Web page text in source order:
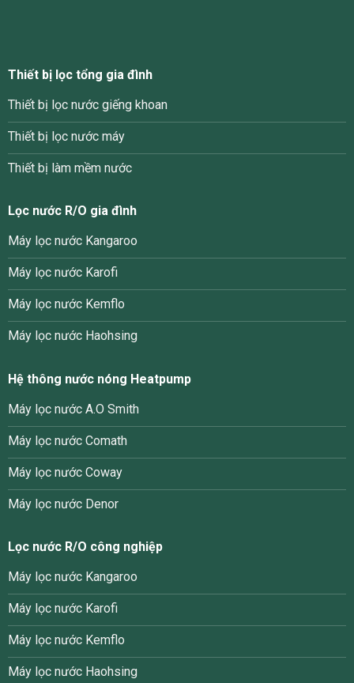
Thiết bị lọc tổng gia đình
Thiết bị lọc nước giếng khoan
Thiết bị lọc nước máy
Thiết bị làm mềm nước
Lọc nước R/O gia đình
Máy lọc nước Kangaroo
Máy lọc nước Karofi
Máy lọc nước Kemflo
Máy lọc nước Haohsing
Hệ thông nước nóng Heatpump
Máy lọc nước A.O Smith
Máy lọc nước Comath
Máy lọc nước Coway
Máy lọc nước Denor
Lọc nước R/O công nghiệp
Máy lọc nước Kangaroo
Máy lọc nước Karofi
Máy lọc nước Kemflo
Máy lọc nước Haohsing